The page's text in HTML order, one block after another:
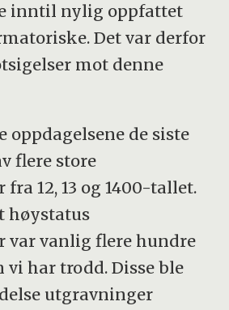
inntil nylig oppfattet
Det var derfor
mot denne
oppdagelsene de siste
flere store
12, 13 og 1400-tallet.
høystatus
var vanlig flere hundre
har trodd. Disse ble
utgravninger